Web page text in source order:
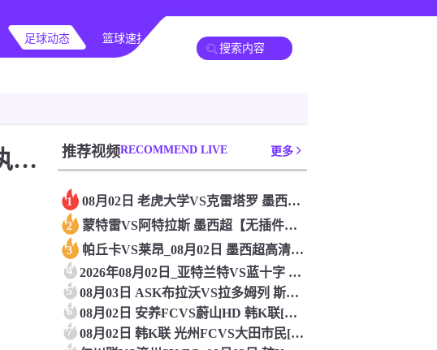
足球动态 篮球速报 全球联赛
[足球]马卡：阿根廷埃及一战VAR裁判遭质疑，执裁欧冠早已屡陷争议 推荐视频RECOMMEND LIVE 更多
1 08月02日 老虎大学VS克雷塔罗 墨西超[无插件直播]
2 蒙特雷VS阿特拉斯 墨西超【无插件直播】_2026年08月0
3 帕丘卡VS莱昂_08月02日 墨西超高清赛事直播
4 2026年08月02日_亚特兰特VS蓝十字 墨西超直播 高清
5 08月03日 ASK布拉沃VS拉多姆列 斯亚甲[在线观看]
6 08月02日 安养FCVS蔚山HD 韩K联[免费直播]
7 08月02日 韩K联 光州FCVS大田市民[免费直播]